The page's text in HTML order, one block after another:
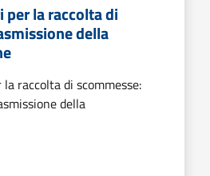
la raccolta di
della
raccolta di scommesse:
della